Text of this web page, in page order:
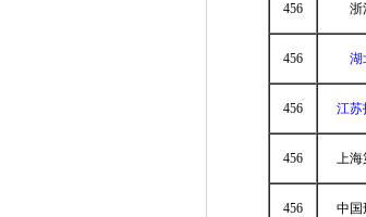
456 浙
456 湖
456 江苏
456 上海
456 中国